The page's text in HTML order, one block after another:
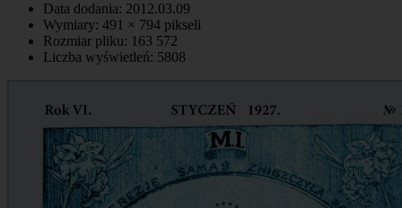
Data dodania: 2012.03.09
Wymiary: 491 × 794 pikseli
Rozmiar pliku: 163 572
Liczba wyświetleń: 5808